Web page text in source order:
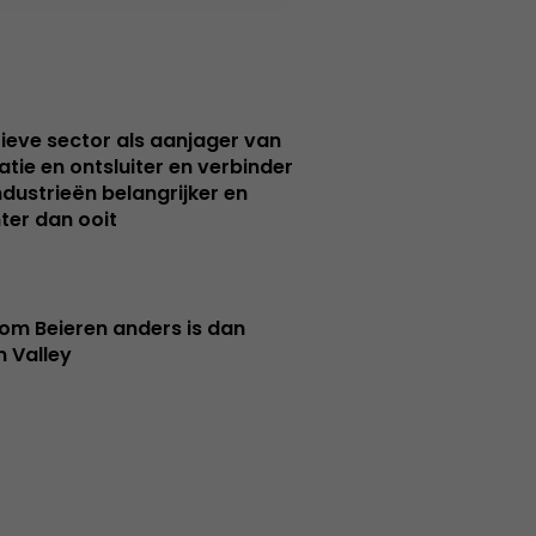
sector als aanjager van
en ontsluiter en verbinder
belangrijker en
dan ooit
Beieren anders is dan
Valley